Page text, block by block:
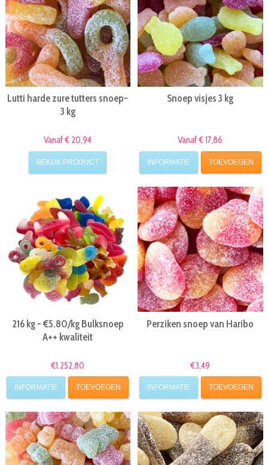
Lutti harde zure tutters snoep-
3 kg
Vanaf € 20,94
BEKIJK PRODUCT
Snoep visjes 3 kg
Vanaf € 17,86
INFORMATIE TOEVOEGEN
216 kg - €5.80/kg Bulksnoep
A++ kwaliteit
€1.252,80
INFORMATIE TOEVOEGEN
Perziken snoep van Haribo
€3,49
INFORMATIE TOEVOEGEN